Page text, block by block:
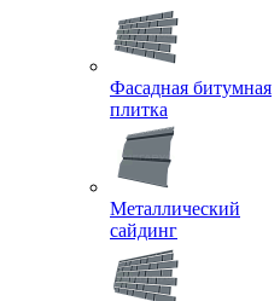
Фасадная битумная
плитка
Металлический
сайдинг